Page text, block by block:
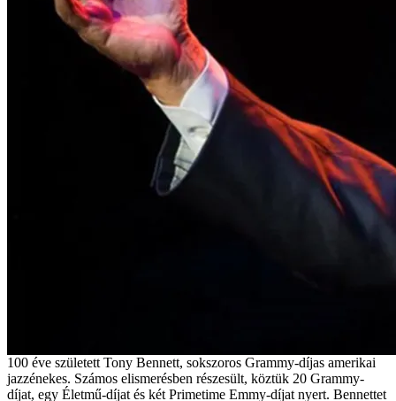
100 éve született Tony Bennett, sokszoros Grammy-díjas amerikai
jazzénekes. Számos elismerésben részesült, köztük 20 Grammy-
díjat, egy Életmű-díjat és két Primetime Emmy-díjat nyert. Bennettet